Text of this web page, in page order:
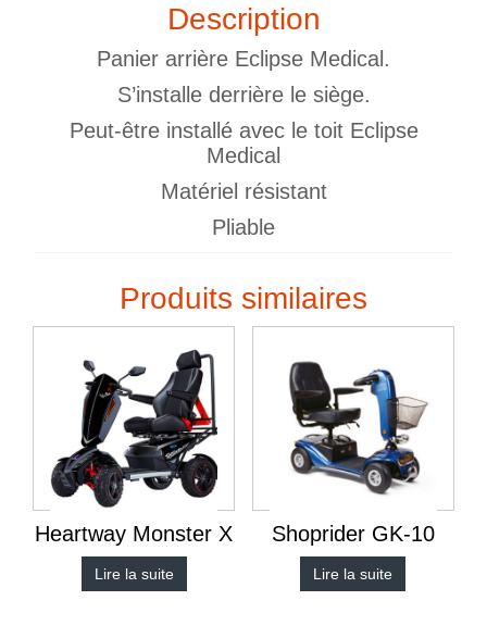
Description
Panier arrière Eclipse Medical.
S’installe derrière le siège.
Peut-être installé avec le toit Eclipse
Medical
Matériel résistant
Pliable
Produits similaires
Heartway Monster X
Lire la suite
Shoprider GK-10
Lire la suite